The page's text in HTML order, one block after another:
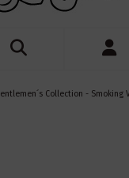
Collection - Smoking